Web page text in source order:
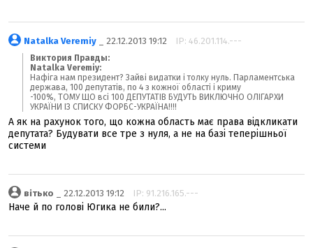
Natalka Veremiy _ 22.12.2013 19:12 IP: 46.201.114.---
Виктория Правды:
Natalka Veremiy:
Нафіга нам президент? Зайві видатки і толку нуль. Парламентська
держава, 100 депутатів, по 4 з кожної області і криму
-100%, ТОМУ ЩО всі 100 ДЕПУТАТІВ БУДУТЬ ВИКЛЮЧНО ОЛІГАРХИ
УКРАЇНИ ІЗ СПИСКУ ФОРБС-УКРАЇНА!!!!
А як на рахунок того, що кожна область має права відкликати
депутата? Будувати все тре з нуля, а не на базі теперішньої
системи
вітько _ 22.12.2013 19:12 IP: 91.216.165.---
Наче й по голові Югика не били?...